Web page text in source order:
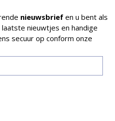
nieuwsbrief en u bent als
nieuwtjes en handige
secuur op conform onze